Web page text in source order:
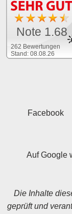
262 Bewertungen
Stand: 08.08.26
Note 1.68
Facebook
Auf Google
Die Inhalte
geprüft und